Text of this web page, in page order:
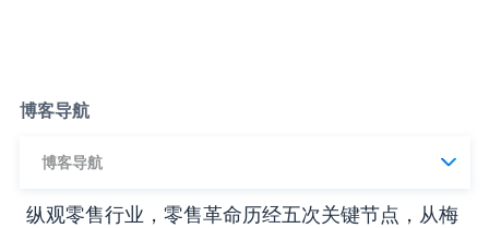
博客导航
博客导航
纵观零售行业，零售革命历经五次关键节点，从梅